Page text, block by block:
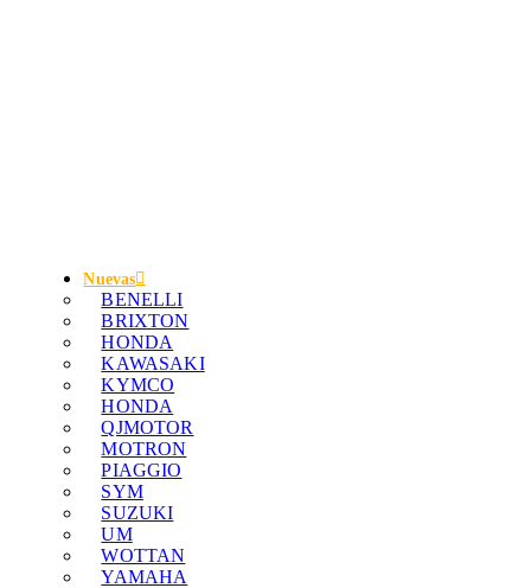
Nuevas
BENELLI
BRIXTON
HONDA
KAWASAKI
KYMCO
HONDA
QJMOTOR
MOTRON
PIAGGIO
SYM
SUZUKI
UM
WOTTAN
YAMAHA